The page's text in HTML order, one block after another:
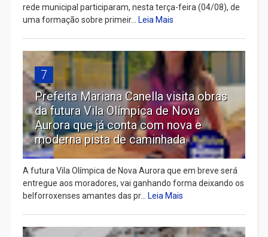
rede municipal participaram, nesta terça-feira (04/08), de
uma formação sobre primeir...
Leia Mais
7
Prefeita Mariana Canella visita obras
da futura Vila Olímpica de Nova
Aurora que já conta com nova e
moderna pista de caminhada
A futura Vila Olímpica de Nova Aurora que em breve será
entregue aos moradores, vai ganhando forma deixando os
belforroxenses amantes das pr...
Leia Mais